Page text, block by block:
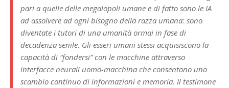
pari a quelle delle megalopoli umane e di fatto sono le IA
ad assolvere ad ogni bisogno della razza umana: sono
diventate i tutori di una umanità ormai in fase di
decadenza senile. Gli esseri umani stessi acquisiscono la
capacità di “fondersi” con le macchine attraverso
interfacce neurali uomo-macchina che consentono uno
scambio continuo di informazioni e memoria. Il testimone